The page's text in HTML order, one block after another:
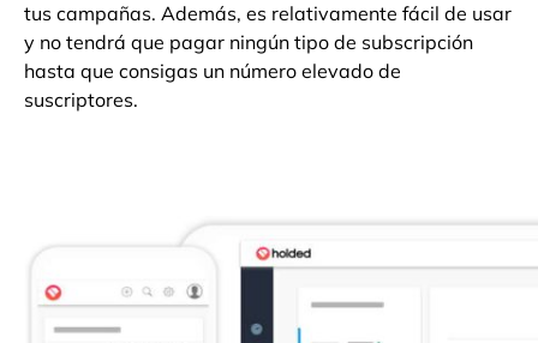
tus campañas. Además, es relativamente fácil de usar
y no tendrá que pagar ningún tipo de subscripción
hasta que consigas un número elevado de
suscriptores.